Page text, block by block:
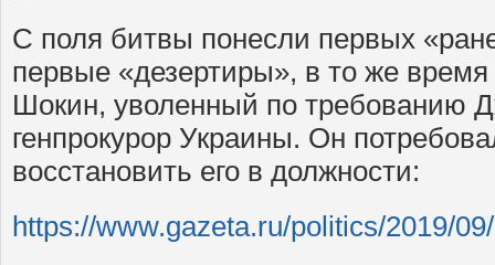
С поля битвы понесли первых
первые «дезертиры», в то же
Шокин, уволенный по требованию
генпрокурор Украины. Он
восстановить его в должности:
https://www.gazeta.ru/politics/2019/